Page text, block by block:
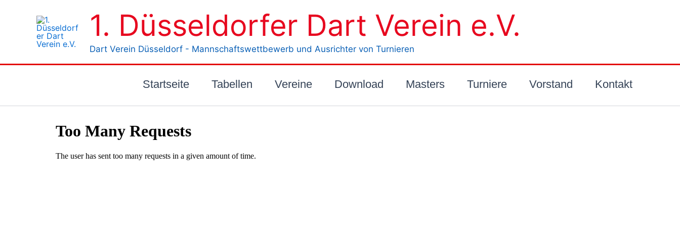
1. Düsseldorfer Dart Verein e.V.
Dart Verein Düsseldorf - Mannschaftswettbewerb und Ausrichter von Turnieren
Startseite Tabellen Vereine Download Masters Turniere Vorstand Kontakt